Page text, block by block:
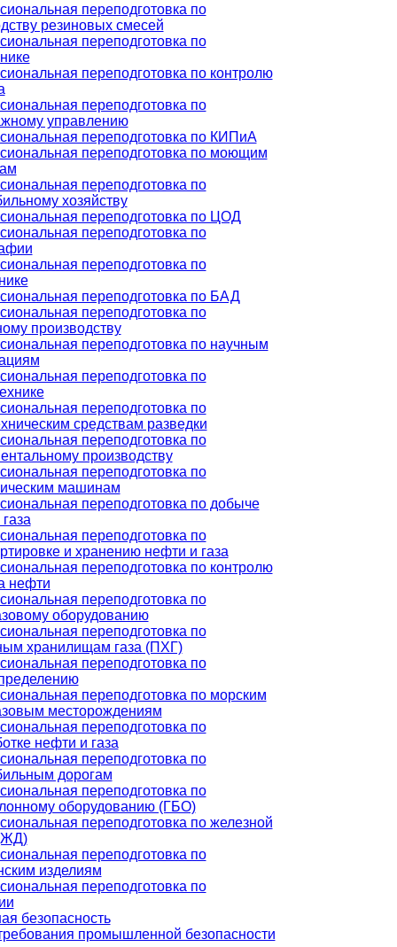
переподготовка по
резиновых смесей
переподготовка по
переподготовка по контролю
переподготовка по
управлению
переподготовка по КИПиА
переподготовка по моющим
переподготовка по
хозяйству
переподготовка по ЦОД
переподготовка по
переподготовка по
переподготовка по БАД
переподготовка по
производству
переподготовка по научным
переподготовка по
переподготовка по
средствам разведки
переподготовка по
производству
переподготовка по
машинам
переподготовка по добыче
переподготовка по
и хранению нефти и газа
переподготовка по контролю
нефти
переподготовка по
оборудованию
переподготовка по
хранилищам газа (ПХГ)
переподготовка по
переподготовка по морским
месторождениям
переподготовка по
нефти и газа
переподготовка по
дорогам
переподготовка по
оборудованию (ГБО)
переподготовка по железной
переподготовка по
изделиям
переподготовка по
безопасность
промышленной безопасности